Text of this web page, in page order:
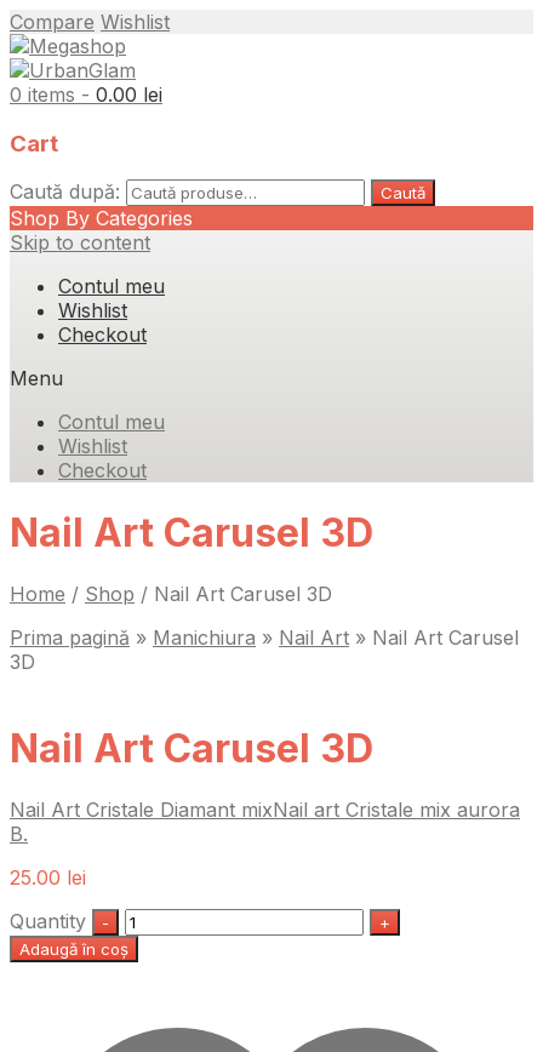
Compare Wishlist
0 items - 0.00 lei
Cart
Caută după: Caută
Shop By Categories
Skip to content
Contul meu
Wishlist
Checkout
Menu
Contul meu
Wishlist
Checkout
Nail Art Carusel 3D
Home / Shop / Nail Art Carusel 3D
Prima pagină » Manichiura » Nail Art » Nail Art Carusel
3D
Nail Art Carusel 3D
Nail Art Cristale Diamant mixNail art Cristale mix aurora
B.
25.00 lei
Quantity
Adaugă în coș